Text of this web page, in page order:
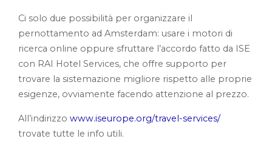
Ci solo due possibilità per organizzare il
pernottamento ad Amsterdam: usare i motori di
ricerca online oppure sfruttare l’accordo fatto da ISE
con RAI Hotel Services, che offre supporto per
trovare la sistemazione migliore rispetto alle proprie
esigenze, ovviamente facendo attenzione al prezzo.
All’indirizzo www.iseurope.org/travel-services/
trovate tutte le info utili.